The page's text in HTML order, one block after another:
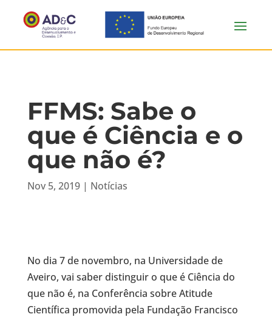
FFMS: Sabe o
que é Ciência e o
que não é?
Nov 5, 2019| Notícias
No dia 7 de novembro, na Universidade de
Aveiro, vai saber distinguir o que é Ciência do
que não é, na Conferência sobre Atitude
Científica promovida pela Fundação Francisco